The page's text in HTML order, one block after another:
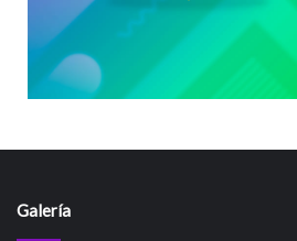
Galería